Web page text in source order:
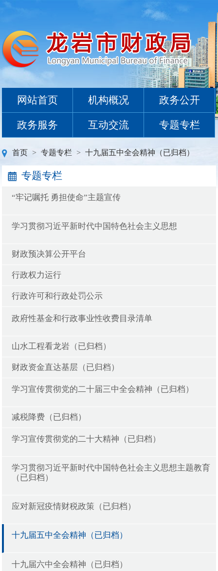
网站首页 机构概况 政务公开
政务服务 互动交流 专题专栏
首页 > 专题专栏 > 十九届五中全会精神（已归档）
专题专栏
“牢记嘱托 勇担使命”主题宣传
学习贯彻习近平新时代中国特色社会主义思想
财政预决算公开平台
行政权力运行
行政许可和行政处罚公示
政府性基金和行政事业性收费目录清单
山水工程看龙岩（已归档）
财政资金直达基层（已归档）
学习宣传贯彻党的二十届三中全会精神（已归档）
减税降费（已归档）
学习宣传贯彻党的二十大精神（已归档）
学习贯彻习近平新时代中国特色社会主义思想主题教育
（已归档）
应对新冠疫情财税政策（已归档）
十九届五中全会精神（已归档）
十九届六中全会精神（已归档）